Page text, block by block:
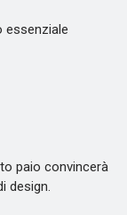
paio convincerà
design.